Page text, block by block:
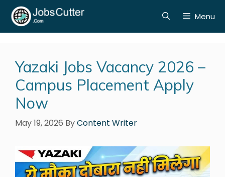
Menu
Yazaki Jobs Vacancy 2026 –
Campus Placement Apply
Now
May 19, 2026 ByContent Writer